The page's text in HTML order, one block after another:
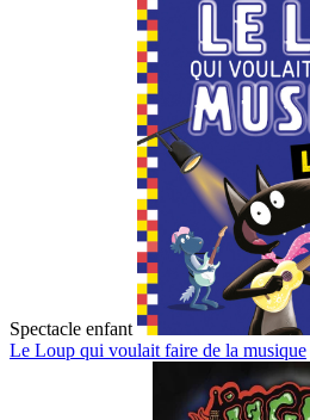
Spectacle enfant
Le Loup qui voulait faire de la musique